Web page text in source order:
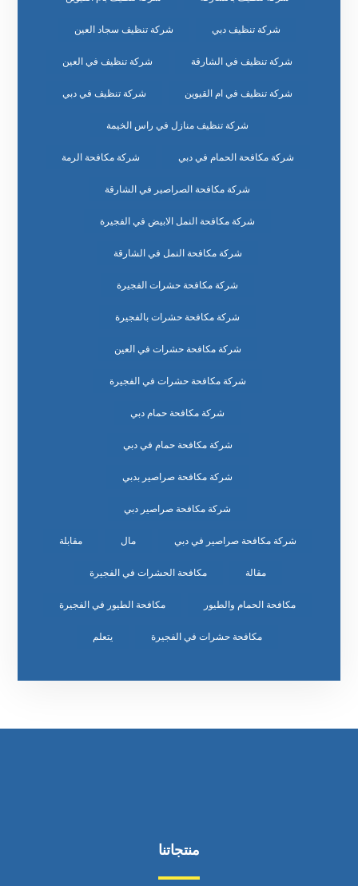
شركة تنظيف دبي شركة تنظيف سجاد العين
شركة تنظيف في الشارقة شركة تنظيف في العين
شركة تنظيف في ام القيوين شركة تنظيف في دبي
شركة تنظيف منازل في راس الخيمة
شركة مكافحة الحمام في دبي شركة مكافحة الرمة
شركة مكافحة الصراصير في الشارقة
شركة مكافحة النمل الابيض في الفجيرة
شركة مكافحة النمل في الشارقة
شركة مكافحة حشرات الفجيرة
شركة مكافحة حشرات بالفجيرة
شركة مكافحة حشرات في العين
شركة مكافحة حشرات في الفجيرة
شركة مكافحة حمام دبي
شركة مكافحة حمام في دبي
شركة مكافحة صراصير بدبي
شركة مكافحة صراصير دبي
شركة مكافحة صراصير في دبي مال مقابلة
مقالة مكافحة الحشرات في الفجيرة
مكافحة الحمام والطيور مكافحة الطيور في الفجيرة
مكافحة حشرات في الفجيرة يتعلم
منتجاتنا